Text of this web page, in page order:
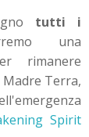
tutti i
una
rimanere
Terra,
Spirit